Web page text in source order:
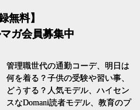
無料】
ガ会員募集中
管理職世代の通勤コーデ、明日は
何を着る？子供の受験や習い事、
どうする？人気モデル、ハイセン
スなDomani読者モデル、教育のプ